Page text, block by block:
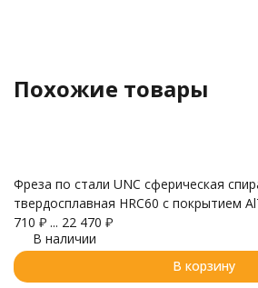
Похожие товары
Фреза по стали UNC сферическая
твердосплавная HRC60 с покрытием
710 ₽ ... 22 470 ₽
В наличии
В корзину